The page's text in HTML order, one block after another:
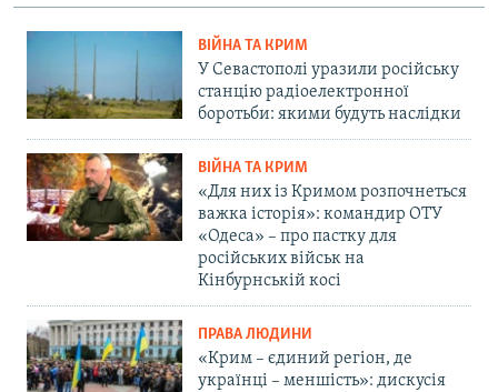
ВІЙНА ТА КРИМ
У Севастополі уразили російську
станцію радіоелектронної
боротьби: якими будуть наслідки
ВІЙНА ТА КРИМ
«Для них із Кримом розпочнеться
важка історія»: командир ОТУ
«Одеса» – про пастку для
російських військ на
Кінбурнській косі
ПРАВА ЛЮДИНИ
«Крим – єдиний регіон, де
українці – меншість»: дискусія